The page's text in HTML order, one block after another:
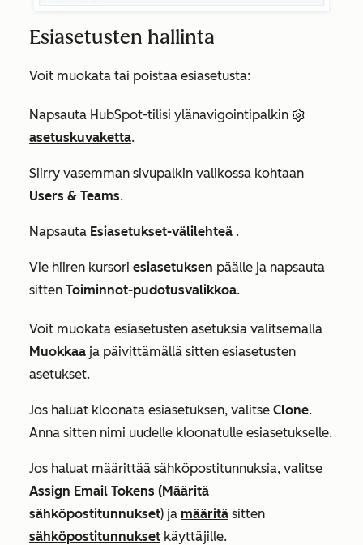
Esiasetusten hallinta
Voit muokata tai poistaa esiasetusta:
Napsauta HubSpot-tilisi ylänavigointipalkin
asetuskuvaketta.
Siirry vasemman sivupalkin valikossa kohtaan
Users & Teams.
Napsauta Esiasetukset-välilehteä .
Vie hiiren kursori esiasetuksen päälle ja napsauta
sitten Toiminnot-pudotusvalikkoa.
Voit muokata esiasetusten asetuksia valitsemalla
Muokkaa ja päivittämällä sitten esiasetusten
asetukset.
Jos haluat kloonata esiasetuksen, valitse Clone.
Anna sitten nimi uudelle kloonatulle esiasetukselle.
Jos haluat määrittää sähköpostitunnuksia, valitse
Assign Email Tokens (Määritä
sähköpostitunnukset) ja määritä sitten
sähköpostitunnukset käyttäjille.